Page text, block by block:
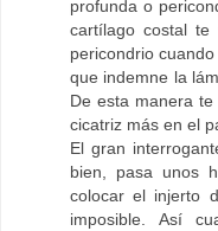
profunda o
cartílago costal te
pericondrio
que indemne la
De esta manera
cicatriz más en el
El gran
bien, pasa unos
colocar el injerto
imposible. Así